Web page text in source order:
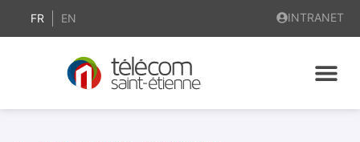
principal
FR EN INTRANET